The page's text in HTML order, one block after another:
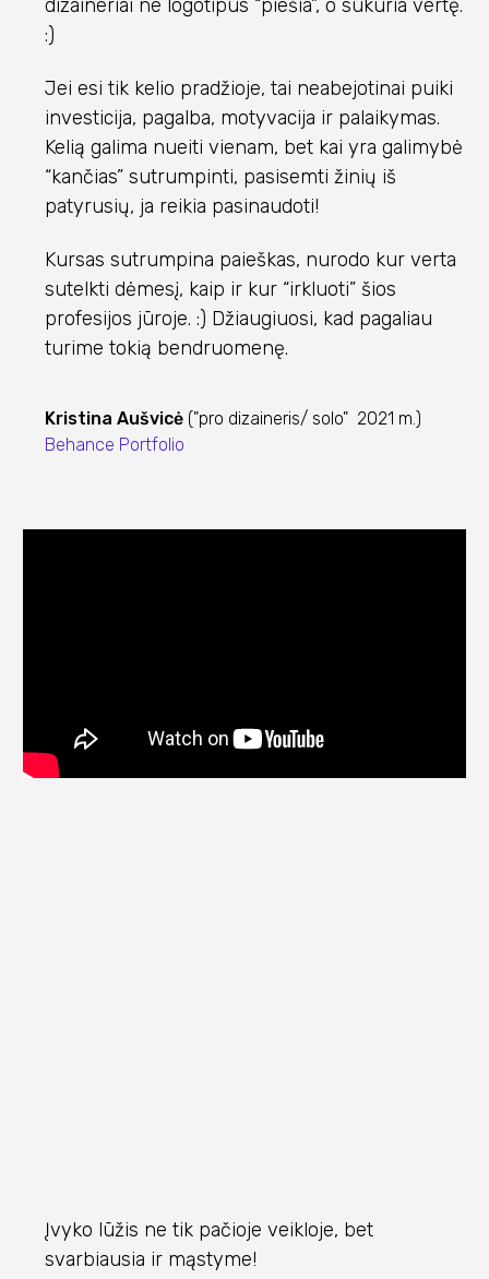
dizaineriai ne logotipus “piešia”, o sukuria vertę.
:)
Jei esi tik kelio pradžioje, tai neabejotinai puiki
investicija, pagalba, motyvacija ir palaikymas.
Kelią galima nueiti vienam, bet kai yra galimybė
“kančias” sutrumpinti, pasisemti žinių iš
patyrusių, ja reikia pasinaudoti!
Kursas sutrumpina paieškas, nurodo kur verta
sutelkti dėmesį, kaip ir kur “irkluoti” šios
profesijos jūroje. :) Džiaugiuosi, kad pagaliau
turime tokią bendruomenę.
Kristina Aušvicė ("pro dizaineris/ solo" 2021 m.)
Behance Portfolio
Įvyko lūžis ne tik pačioje veikloje, bet
svarbiausia ir mąstyme!